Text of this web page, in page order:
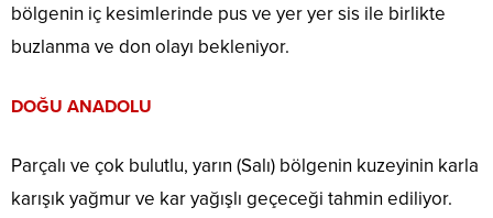
bölgenin iç kesimlerinde pus ve yer yer sis ile birlikte
buzlanma ve don olayı bekleniyor.
DOĞU ANADOLU
Parçalı ve çok bulutlu, yarın (Salı) bölgenin kuzeyinin karla
karışık yağmur ve kar yağışlı geçeceği tahmin ediliyor.